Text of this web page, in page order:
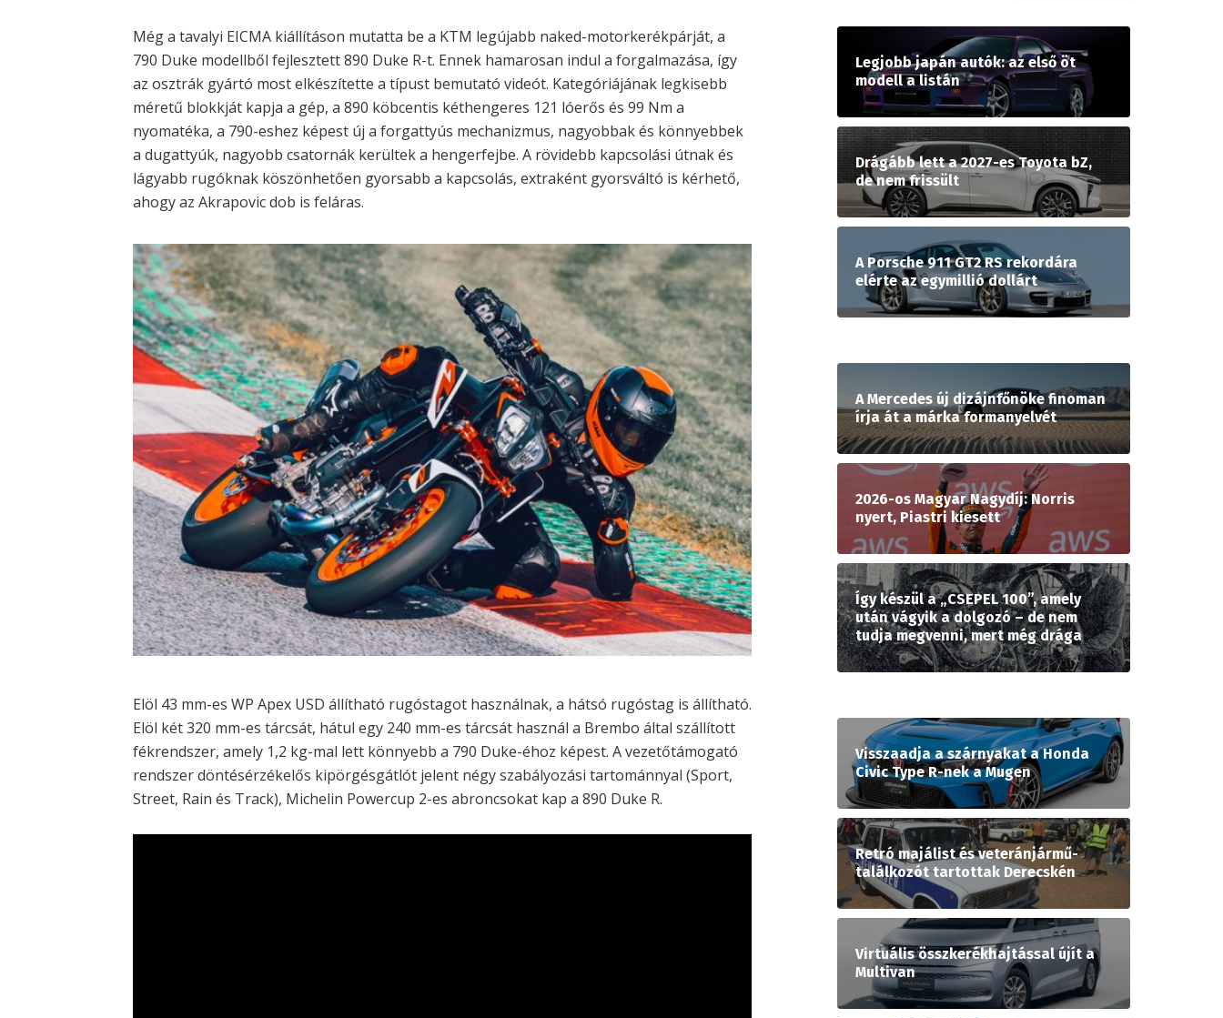
Még a tavalyi EICMA kiállításon mutatta be a KTM legújabb naked-motorkerékpárját, a
790 Duke modellből fejlesztett 890 Duke R-t. Ennek hamarosan indul a forgalmazása, így
az osztrák gyártó most elkészítette a típust bemutató videót. Kategóriájának legkisebb
méretű blokkját kapja a gép, a 890 köbcentis kéthengeres 121 lóerős és 99 Nm a
nyomatéka, a 790-eshez képest új a forgattyús mechanizmus, nagyobbak és könnyebbek
a dugattyúk, nagyobb csatornák kerültek a hengerfejbe. A rövidebb kapcsolási útnak és
lágyabb rugóknak köszönhetően gyorsabb a kapcsolás, extraként gyorsváltó is kérhető,
ahogy az Akrapovic dob is feláras.
Elöl 43 mm-es WP Apex USD állítható rugóstagot használnak, a hátsó rugóstag is állítható.
Elöl két 320 mm-es tárcsát, hátul egy 240 mm-es tárcsát használ a Brembo által szállított
fékrendszer, amely 1,2 kg-mal lett könnyebb a 790 Duke-éhoz képest. A vezetőtámogató
rendszer döntésérzékelős kipörgésgátlót jelent négy szabályozási tartománnyal (Sport,
Street, Rain és Track), Michelin Powercup 2-es abroncsokat kap a 890 Duke R.
Legjobb japán autók: az első öt
modell a listán
Drágább lett a 2027-es Toyota bZ,
de nem frissült
A Porsche 911 GT2 RS rekordára
elérte az egymillió dollárt
A Mercedes új dizájnfőnöke finoman
írja át a márka formanyelvét
2026-os Magyar Nagydíj: Norris
nyert, Piastri kiesett
Így készül a „CSEPEL 100”, amely
után vágyik a dolgozó – de nem
tudja megvenni, mert még drága
Visszaadja a szárnyakat a Honda
Civic Type R-nek a Mugen
Retró majálist és veteránjármű-
találkozót tartottak Derecskén
Virtuális összkerékhajtással újít a
Multivan